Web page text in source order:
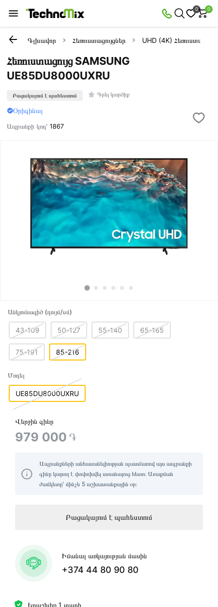
0 0
Գլխավոր Հեռուստացույցներ UHD (4K)
Հեռուստացույց SAMSUNG
UE85DU8000UXRU
Բացակայում է պահեստում Գրել կարծիք
Օրիգինալ
Ապրանքի կոդ՝1867
Անկյունագիծ (դույմ/սմ)
43-109 50-127 55-140 65-165
75-191 85-216
Մոդել
UE85DU8000UXRU
Երաշխիք 1 տարի
Վերջին գինը
979 000 ֏
Ապրանքների անհասանելիության պատճառով այս ապրանքի
գինը կարող է փոփոխվել ստանալուց հետո։ Առաքման
ժամկետը՝ մինչև 5 աշխատանքային օր։
Բացակայում է պահեստում
Իմանալ առկայության մասին
+374 44 80 90 80